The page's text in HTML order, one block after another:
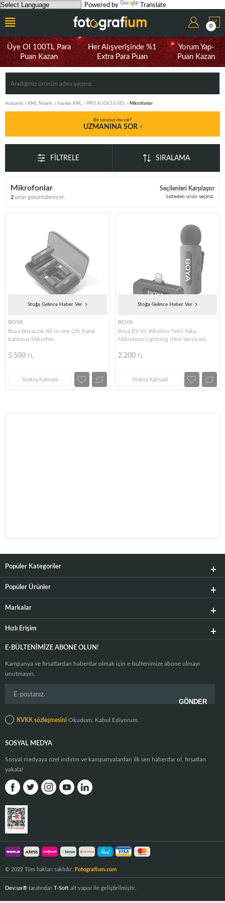
Powered by Translate
0
Üye Ol 100TL Para
Puan Kazan
Her Alışverişinde %1
Extra Para Puan
Yorum Yap-
Puan Kazan
Anasayfa XML Tedarik Kayalar XML PRO AUDIO & SES Mikrofonlar
Bir sorunuz mu var?
UZMANINA SOR
FILTRELE SIRALAMA
Mikrofonlar
2 ürün görüntüleniyor.
Seçilenleri Karşılaştır
Listeden ürün seçiniz.
Stoğa Gelince Haber Ver
BOYA
Boya BoyaLink All-in-one Çift Kanal
Kablosuz Mikrofon
5.500 TL
Stokta Kalmadı
Stoğa Gelince Haber Ver
BOYA
Boya BY-V1 Wireless Tekli Yaka
Mikrofonu Lightning (Yeni Versiyon)
2.200 TL
Stokta Kalmadı
Popüler Kategoriler
Popüler Ürünler
Markalar
Hızlı Erişim
E-BÜLTENIMIZE ABONE OLUN!
Kampanya ve fırsatlardan haberdar olmak için e-bültenimize abone olmayı
unutmayın.
KVKK sözleşmesini Okudum, Kabul Ediyorum.
SOSYAL MEDYA
Sosyal medyaya özel indirim ve kampanyalardan ilk sen haberdar ol, fırsatları
yakala!
© 2022 Tüm hakları saklıdır. Fotografium.com
Dev:ux® tarafından T-Soft alt yapısı ile geliştirilmiştir.